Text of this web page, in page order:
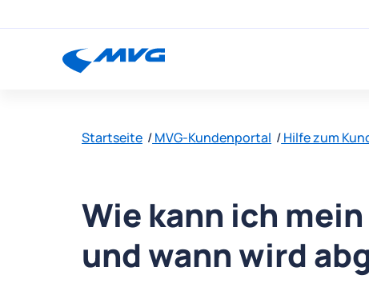
Startseite MVG-Kundenportal Hilfe zum
Wie kann ich
und wann wird